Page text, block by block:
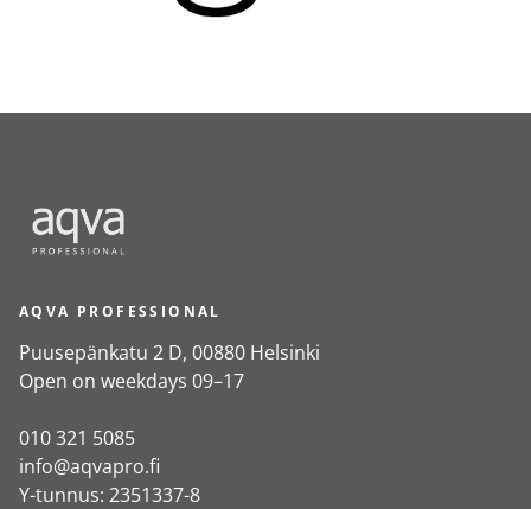
AQVA PROFESSIONAL
Puusepänkatu 2 D, 00880 Helsinki
Open on weekdays 09–17
010 321 5085
info@aqvapro.fi
Y-tunnus: 2351337-8